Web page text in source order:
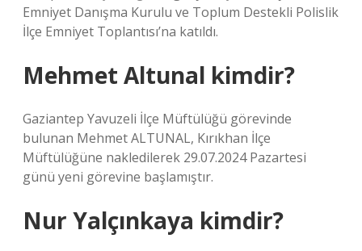
Emniyet Danışma Kurulu ve Toplum Destekli Polislik
İlçe Emniyet Toplantısı’na katıldı.
Mehmet Altunal kimdir?
Gaziantep Yavuzeli İlçe Müftülüğü görevinde
bulunan Mehmet ALTUNAL, Kırıkhan İlçe
Müftülüğüne nakledilerek 29.07.2024 Pazartesi
günü yeni görevine başlamıştır.
Nur Yalçınkaya kimdir?